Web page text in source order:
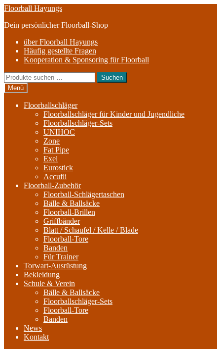
Zur
springen
Zum
springen
Floorball Hayungs
Dein persönlicher Floorball-Shop
über Floorball Hayungs
Häufig gestellte Fragen
Kooperation & Sponsoring für Floorball
Suche
nach:
Suchen
Menü
Floorballschläger
Floorballschläger für Kinder und Jugendliche
Floorballschläger-Sets
UNIHOC
Zone
Fat Pipe
Exel
Eurostick
Accufli
Floorball-Zubehör
Floorball-Schlägertaschen
Bälle & Ballsäcke
Floorball-Brillen
Griffbänder
Blatt / Schaufel / Kelle / Blade
Floorball-Tore
Banden
Für Trainer
Torwart-Ausrüstung
Bekleidung
Schule & Verein
Bälle & Ballsäcke
Floorballschläger-Sets
Floorball-Tore
Banden
News
Kontakt